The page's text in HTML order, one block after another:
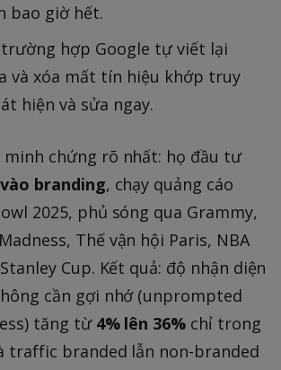
bao giờ hết.
hợp Google tự viết lại
và xóa mất tín hiệu khớp truy
hiện và sửa ngay.
minh chứng rõ nhất: họ đầu tư
branding, chạy quảng cáo
2025, phủ sóng qua Grammy,
Thế vận hội Paris, NBA
Cup. Kết quả: độ nhận diện
cần gợi nhớ (unprompted
tăng từ 4% lên 36% chỉ trong
traffic branded lẫn non-branded